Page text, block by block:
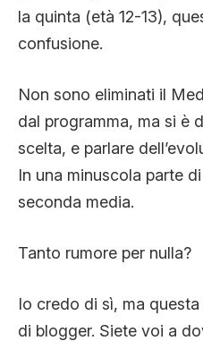
la quinta (età 12-13),
confusione.
Non sono eliminati il
dal programma, ma si è
scelta, e parlare
In una minuscola parte
seconda media.
Tanto rumore per nulla?
Io credo di sì, ma
di blogger. Siete voi a